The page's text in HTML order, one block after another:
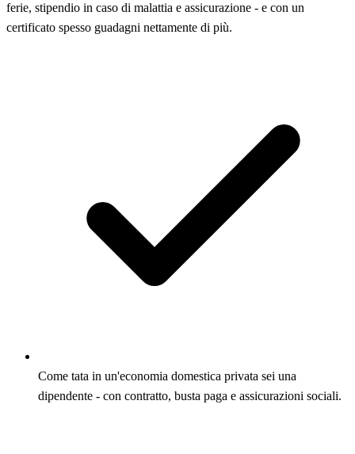
ferie, stipendio in caso di malattia e assicurazione - e con un
certificato spesso guadagni nettamente di più.
Come tata in un'economia domestica privata sei una
dipendente - con contratto, busta paga e assicurazioni sociali.